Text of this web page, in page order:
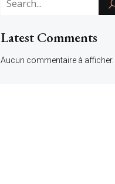
Latest Comments
Aucun commentaire à afficher.